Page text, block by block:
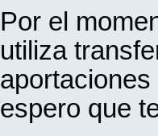
Por el
utiliza
espero que